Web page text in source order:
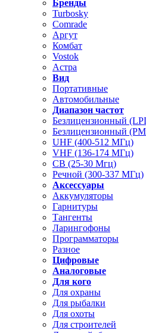
Бренды
Turbosky
Comrade
Аргут
Комбат
Vostok
Астра
Вид
Портативные
Автомобильные
Диапазон частот
Безлицензионный
Безлицензионный
UHF (400-512 МГц)
VHF (136-174 МГц)
CB (25-30 Мгц)
Речной (300-337 МГц)
Аксессуары
Аккумуляторы
Гарнитуры
Тангенты
Ларингофоны
Программаторы
Разное
Цифровые
Аналоговые
Для кого
Для охраны
Для рыбалки
Для охоты
Для строителей